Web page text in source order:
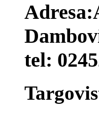
Adresa:
tel: